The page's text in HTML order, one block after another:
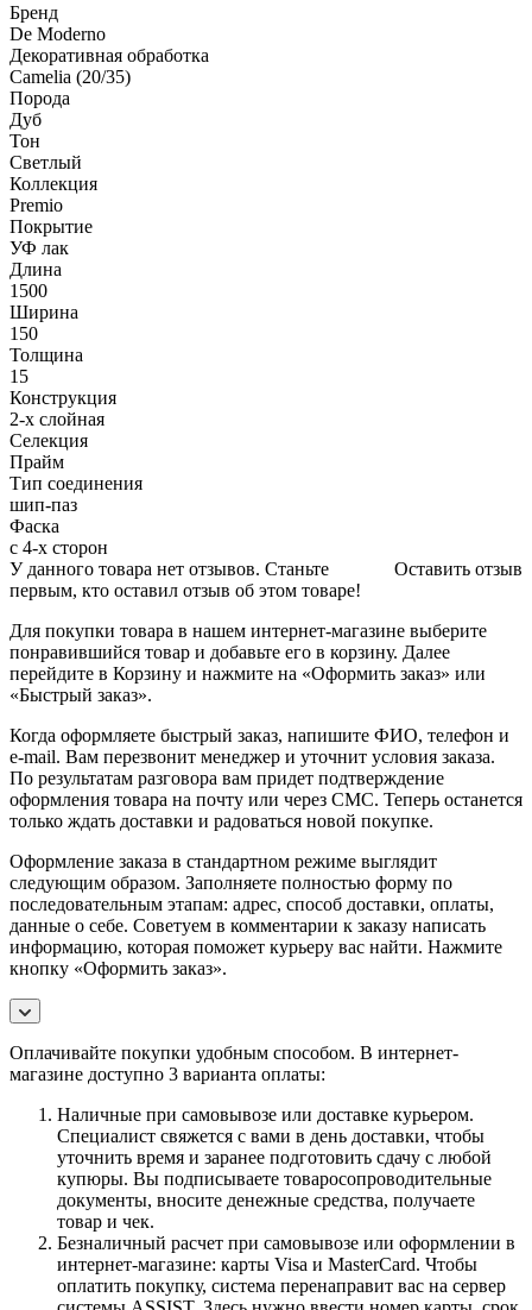
Бренд
De Moderno
Декоративная обработка
Camelia (20/35)
Порода
Дуб
Тон
Светлый
Коллекция
Premio
Покрытие
УФ лак
Длина
1500
Ширина
150
Толщина
15
Конструкция
2-х слойная
Селекция
Прайм
Тип соединения
шип-паз
Фаска
с 4-х сторон
Оставить отзыв
У данного товара нет отзывов. Станьте
первым, кто оставил отзыв об этом товаре!
Для покупки товара в нашем интернет-магазине выберите
понравившийся товар и добавьте его в корзину. Далее
перейдите в Корзину и нажмите на «Оформить заказ» или
«Быстрый заказ».
Когда оформляете быстрый заказ, напишите ФИО, телефон и
e-mail. Вам перезвонит менеджер и уточнит условия заказа.
По результатам разговора вам придет подтверждение
оформления товара на почту или через СМС. Теперь останется
только ждать доставки и радоваться новой покупке.
Оформление заказа в стандартном режиме выглядит
следующим образом. Заполняете полностью форму по
последовательным этапам: адрес, способ доставки, оплаты,
данные о себе. Советуем в комментарии к заказу написать
информацию, которая поможет курьеру вас найти. Нажмите
кнопку «Оформить заказ».
Оплачивайте покупки удобным способом. В интернет-
магазине доступно 3 варианта оплаты:
Наличные при самовывозе или доставке курьером.
Специалист свяжется с вами в день доставки, чтобы
уточнить время и заранее подготовить сдачу с любой
купюры. Вы подписываете товаросопроводительные
документы, вносите денежные средства, получаете
товар и чек.
Безналичный расчет при самовывозе или оформлении в
интернет-магазине: карты Visa и MasterCard. Чтобы
оплатить покупку, система перенаправит вас на сервер